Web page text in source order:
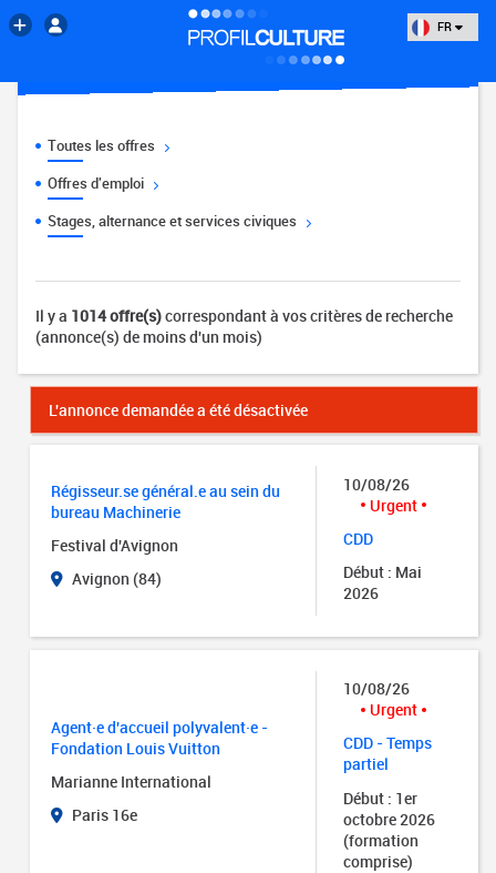
FR
Toutes les offres
Offres d'emploi
Stages, alternance et services civiques
Il y a 1014 offre(s)correspondant à vos critères de recherche
(annonce(s) de moins d'un mois)
L'annonce demandée a été désactivée
Régisseur.se général.e au sein du
bureau Machinerie
Festival d'Avignon
Avignon (84)
10/08/26
Urgent
CDD
Début : Mai
2026
Agent·e d'accueil polyvalent·e -
Fondation Louis Vuitton
Marianne International
Paris 16e
10/08/26
Urgent
CDD - Temps
partiel
Début : 1er
octobre 2026
(formation
comprise)